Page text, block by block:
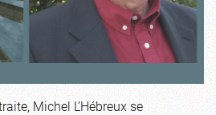
Michel L’Hébreux se